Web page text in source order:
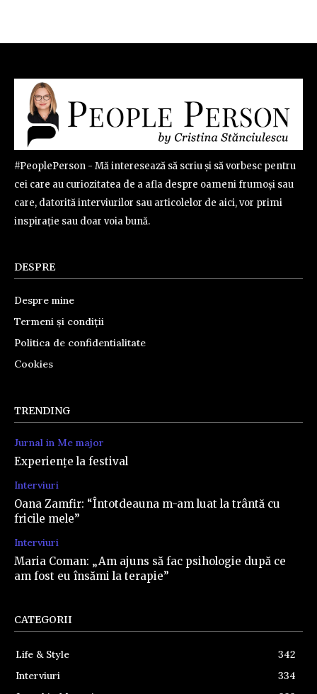
#PeoplePerson - Mă interesează să scriu și să vorbesc pentru
cei care au curiozitatea de a afla despre oameni frumoși sau
care, datorită interviurilor sau articolelor de aici, vor primi
inspirație sau doar voia bună.
DESPRE
Despre mine
Termeni și condiții
Politica de confidentialitate
Cookies
TRENDING
Jurnal in Me major
Experiențe la festival
Interviuri
Oana Zamfir: “Întotdeauna m-am luat la trântă cu
fricile mele”
Interviuri
Maria Coman: „Am ajuns să fac psihologie după ce
am fost eu însămi la terapie”
CATEGORII
Life & Style
342
Interviuri
334